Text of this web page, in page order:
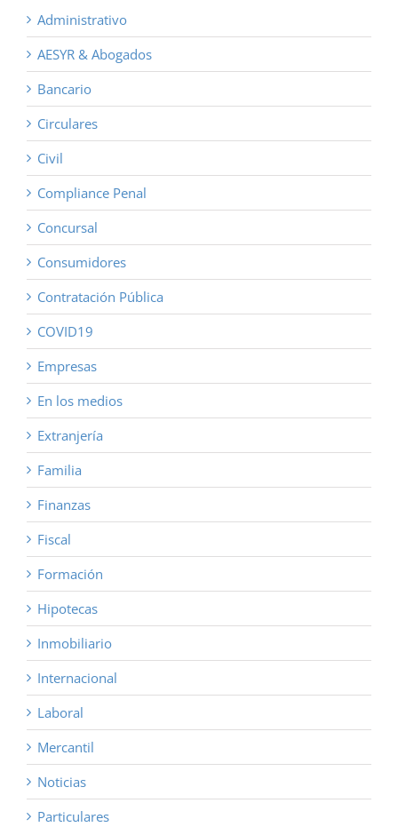
Administrativo
AESYR & Abogados
Bancario
Circulares
Civil
Compliance Penal
Concursal
Consumidores
Contratación Pública
COVID19
Empresas
En los medios
Extranjería
Familia
Finanzas
Fiscal
Formación
Hipotecas
Inmobiliario
Internacional
Laboral
Mercantil
Noticias
Particulares